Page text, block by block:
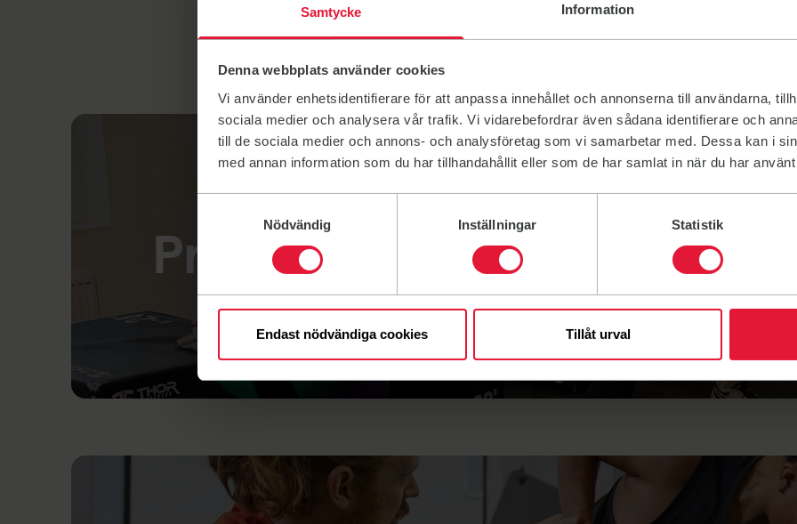
Samtycke Information
Denna webbplats använder cookies
Vi använder enhetsidentifierare för att anpassa innehållet och annonserna till användarna,
sociala medier och analysera vår trafik. Vi vidarebefordrar även sådana identifierare och
till de sociala medier och annons- och analysföretag som vi samarbetar med. Dessa kan i
med annan information som du har tillhandahållit eller som de har samlat in när du har
Nödvändig
Inställningar Statistik
Endast nödvändiga cookies Tillåt urval
Provträna hos oss